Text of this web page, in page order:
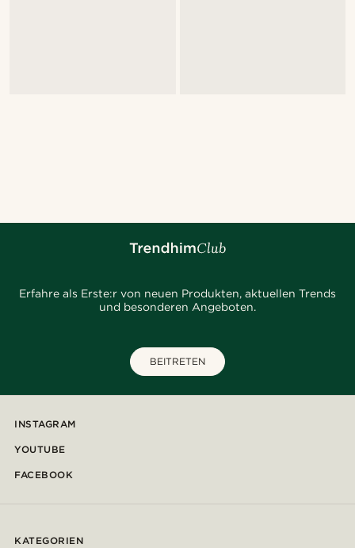
Erfahre als Erste:r von neuen Produkten, aktuellen Trends
und besonderen Angeboten.
BEITRETEN
INSTAGRAM
YOUTUBE
FACEBOOK
KATEGORIEN